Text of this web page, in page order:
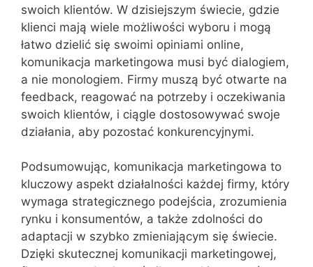
swoich klientów. W dzisiejszym świecie, gdzie
klienci mają wiele możliwości wyboru i mogą
łatwo dzielić się swoimi opiniami online,
komunikacja marketingowa musi być dialogiem,
a nie monologiem. Firmy muszą być otwarte na
feedback, reagować na potrzeby i oczekiwania
swoich klientów, i ciągle dostosowywać swoje
działania, aby pozostać konkurencyjnymi.
Podsumowując, komunikacja marketingowa to
kluczowy aspekt działalności każdej firmy, który
wymaga strategicznego podejścia, zrozumienia
rynku i konsumentów, a także zdolności do
adaptacji w szybko zmieniającym się świecie.
Dzięki skutecznej komunikacji marketingowej,